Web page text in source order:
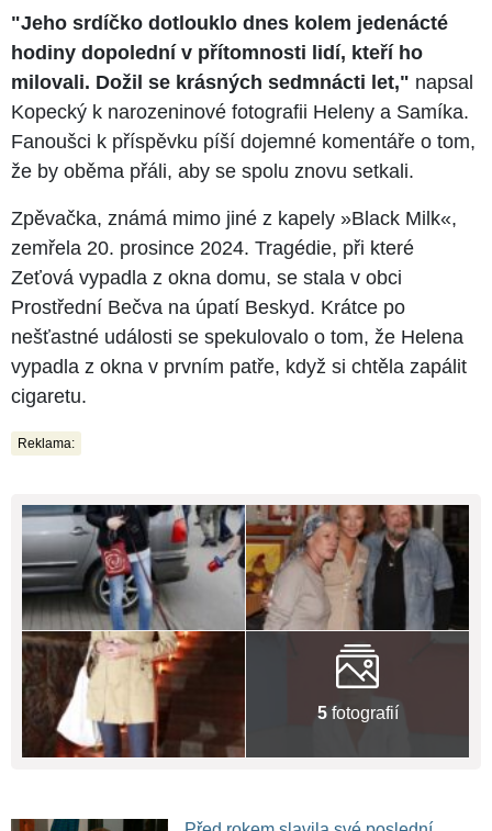
"Jeho srdíčko dotlouklo dnes kolem jedenácté
hodiny dopolední v přítomnosti lidí, kteří ho
milovali. Dožil se krásných sedmnácti let," napsal
Kopecký k narozeninové fotografii Heleny a Samíka.
Fanoušci k příspěvku píší dojemné komentáře o tom,
že by oběma přáli, aby se spolu znovu setkali.
Zpěvačka, známá mimo jiné z kapely »Black Milk«,
zemřela 20. prosince 2024. Tragédie, při které
Zeťová vypadla z okna domu, se stala v obci
Prostřední Bečva na úpatí Beskyd. Krátce po
nešťastné události se spekulovalo o tom, že Helena
vypadla z okna v prvním patře, když si chtěla zapálit
cigaretu.
Reklama:
5fotografií